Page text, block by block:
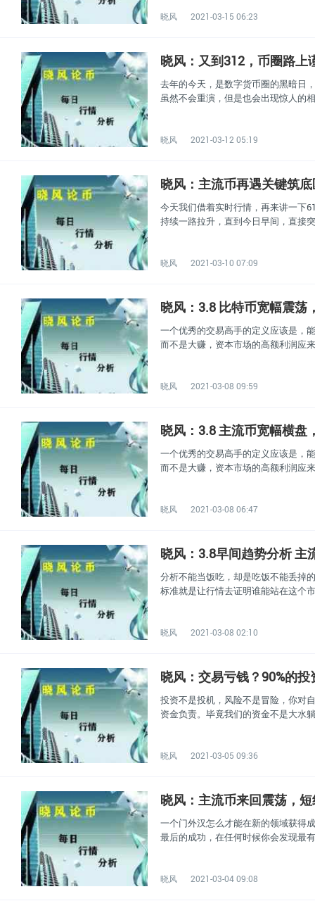
晓风 2021-03-15 06:23
晓风：又到312，币圈路上
去年的今天，是数字货币圈的黑暗日
虽然不会重演，但是也会出现惊人的
晓风 2021-03-12 05:19
晓风：主流币再遇关键筑
今天我们借着实时行情，再来讲一下
持续一路拉升，直到今日早间，直接
晓风 2021-03-10 07:09
晓风：3.8 比特币宽幅震荡
一个优秀的交易高手的定义应该是，
而不是大赚，资本市场的高额利润应
晓风 2021-03-08 09:59
晓风：3.8 主流币宽幅横盘
一个优秀的交易高手的定义应该是，
而不是大赚，资本市场的高额利润应
晓风 2021-03-08 06:47
晓风：3.8早间趋势分析 主
分析不能当饭吃，却是吃饭不能丢掉
标准就是让行情去证明谁能站在这个
晓风 2021-03-08 02:10
晓风：交易亏钱？90%的
投资不是投机，风险不是冒险，你对
资金负责。毕竟我们的资金不是大水
晓风 2021-03-05 09:36
晓风：主流币来回震荡，
一个门外汉怎么才能在新的领域获得
最后的成功，在任何时候你会发现最
晓风 2021-03-04 09:08